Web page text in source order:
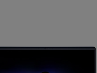
Vedi prodotto